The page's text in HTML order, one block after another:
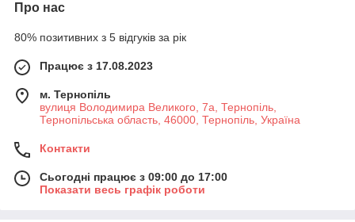
Про нас
80% позитивних з 5 відгуків за рік
Працює з 17.08.2023
м. Тернопіль
вулиця Володимира Великого, 7а, Тернопіль,
Тернопільська область, 46000, Тернопіль, Україна
Контакти
Сьогодні працює з 09:00 до 17:00
Показати весь графік роботи